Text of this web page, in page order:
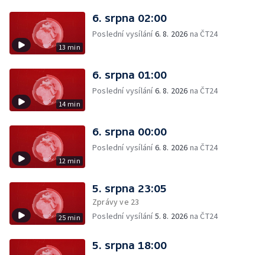
13 min
6. srpna 02:00
Poslední vysílání6. 8. 2026 na ČT24
14 min
6. srpna 01:00
Poslední vysílání6. 8. 2026 na ČT24
12 min
6. srpna 00:00
Poslední vysílání6. 8. 2026 na ČT24
25 min
5. srpna 23:05
Zprávy ve 23
Poslední vysílání5. 8. 2026 na ČT24
5. srpna 18:00